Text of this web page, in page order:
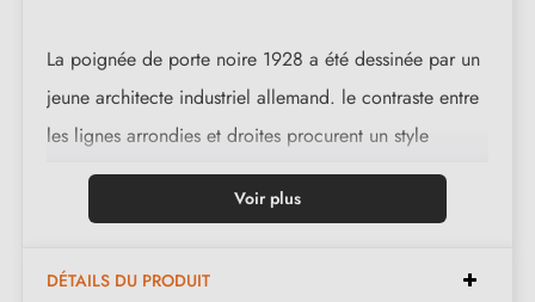
La poignée de porte noire 1928 a été dessinée par un
jeune architecte industriel allemand. le contraste entre
les lignes arrondies et droites procurent un style
novateur et élégant. cette poignée de porte est
disponible aussi sur
rosace .
Cette magnifique poignée est coulée en 6 finitions :
Voir plus
DÉTAILS DU PRODUIT